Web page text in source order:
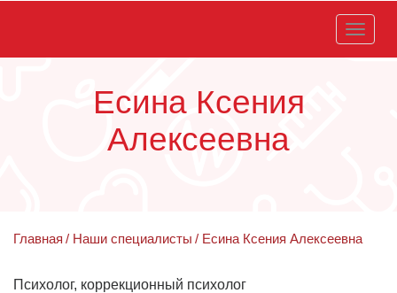
Toggle
Есина Ксения
Алексеевна
Главная Наши специалисты Есина Ксения Алексеевна
Психолог, коррекционный психолог